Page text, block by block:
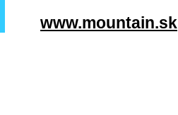
www.mountain.sk